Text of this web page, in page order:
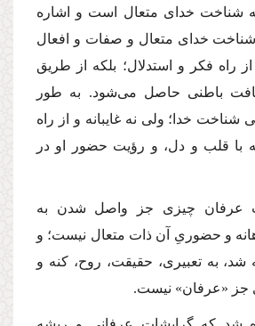
شناخت خداى متعال است و اشاره
خداى متعال و صفات و افعال
راه فكر و استدلال؛ بلكه از طریق
باطنى حاصل مى‌شود. به طور
شناخت خدا؛ ولى نه غایبانه و از راه
با قلب و دل، و رؤیت حضور او در
عرفان چیزى جز واصل شدن به
و حضورىِ آن ذات متعال نیست؛ و
شد، به تعبیرى، حقیقت، روح، كنه و
جز «عرفان» نیست.